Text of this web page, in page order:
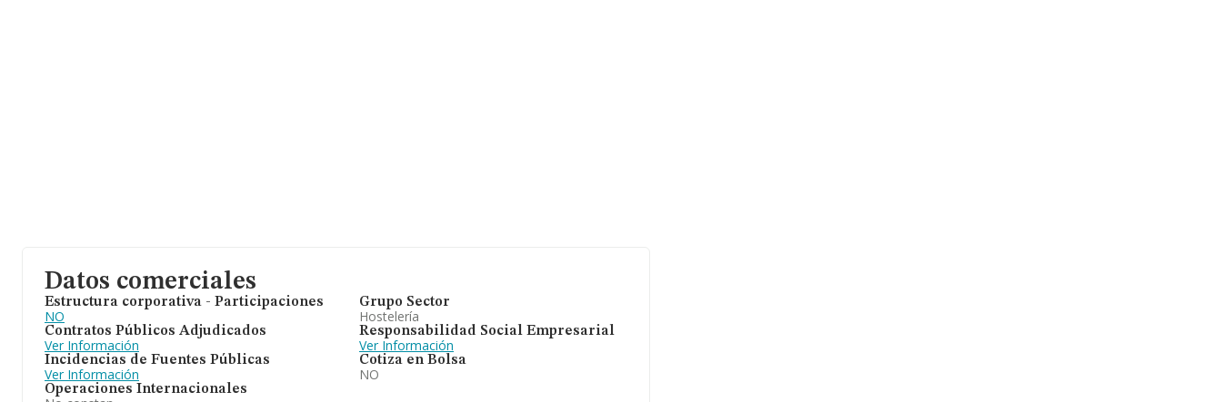
Datos comerciales
Estructura corporativa - Participaciones
NO
Contratos Públicos Adjudicados
Ver Información
Incidencias de Fuentes Públicas
Ver Información
Operaciones Internacionales
Grupo Sector
Hostelería
Responsabilidad Social Empresarial
Ver Información
Cotiza en Bolsa
NO